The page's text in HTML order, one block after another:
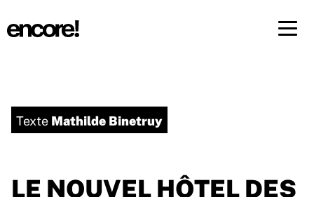
Texte Mathilde Binetruy
LE NOUVEL HÔTEL DES